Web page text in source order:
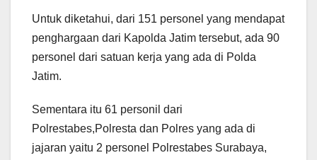
Untuk diketahui, dari 151 personel yang mendapat
penghargaan dari Kapolda Jatim tersebut, ada 90
personel dari satuan kerja yang ada di Polda
Jatim.
Sementara itu 61 personil dari
Polrestabes,Polresta dan Polres yang ada di
jajaran yaitu 2 personel Polrestabes Surabaya,